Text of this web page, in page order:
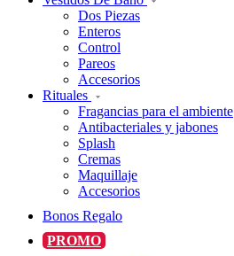
Dos Piezas
Enteros
Control
Pareos
Accesorios
Rituales
Fragancias para el ambiente
Antibacteriales y jabones
Splash
Cremas
Maquillaje
Accesorios
Bonos Regalo
PROMO